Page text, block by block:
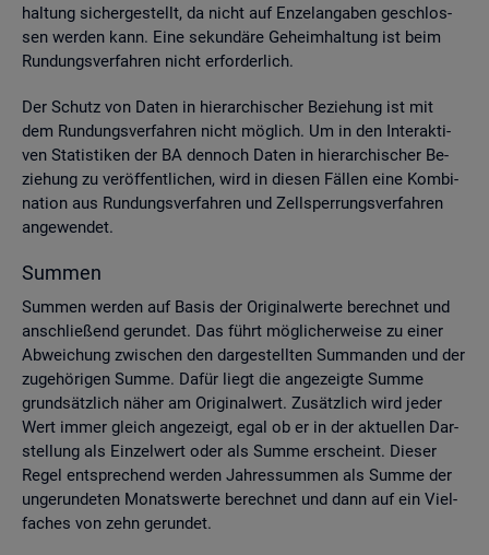
hal­tung si­cher­ge­stellt, da nicht auf En­zel­an­ga­ben ge­schlos­
sen wer­den kann. Eine se­kun­dä­re Ge­heim­hal­tung ist beim
Run­dungs­ver­fah­ren nicht er­for­der­lich.
Der Schutz von Daten in hier­ar­chi­scher Be­zie­hung ist mit
dem Run­dungs­ver­fah­ren nicht mög­lich. Um in den In­ter­ak­ti­
ven Sta­tis­ti­ken der BA den­noch Daten in hier­ar­chi­scher Be­
zie­hung zu ver­öf­fent­li­chen, wird in die­sen Fäl­len eine Kom­bi­
na­ti­on aus Run­dungs­ver­fah­ren und Zell­sper­rungs­ver­fah­ren
an­ge­wen­det.
Sum­men
Sum­men wer­den auf Basis der Ori­gi­nal­wer­te be­rech­net und
an­schlie­ßend ge­run­det. Das führt mög­li­cher­wei­se zu einer
Ab­wei­chung zwi­schen den dar­ge­stell­ten Sum­man­den und der
zu­ge­hö­ri­gen Summe. Dafür liegt die an­ge­zeig­te Summe
grund­sätz­lich näher am Ori­gi­nal­wert. Zu­sätz­lich wird jeder
Wert immer gleich an­ge­zeigt, egal ob er in der ak­tu­el­len Dar­
stel­lung als Ein­zel­wert oder als Summe er­scheint. Die­ser
Regel ent­spre­chend wer­den Jah­res­sum­men als Summe der
un­ge­run­de­ten Mo­nats­wer­te be­rech­net und dann auf ein Viel­
fa­ches von zehn ge­run­det.